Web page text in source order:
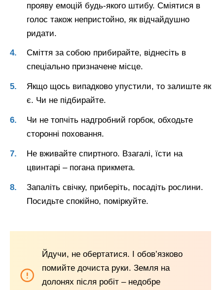
прояву емоцій будь-якого штибу. Сміятися в
голос також непристойно, як відчайдушно
ридати.
Сміття за собою прибирайте, віднесіть в
спеціально призначене місце.
Якщо щось випадково упустили, то залиште як
є. Чи не підбирайте.
Чи не топчіть надгробний горбок, обходьте
сторонні поховання.
Не вживайте спиртного. Взагалі, їсти на
цвинтарі – погана прикмета.
Запаліть свічку, приберіть, посадіть рослини.
Посидьте спокійно, поміркуйте.
Йдучи, не обертатися. І обов’язково
помийте дочиста руки. Земля на
долонях після робіт – недобре